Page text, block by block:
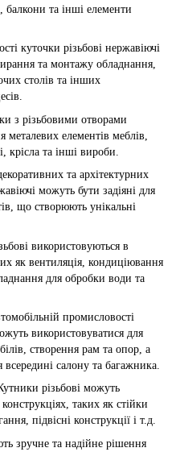
балкони та інші елементи
куточки різьбові нержавіючі
та монтажу обладнання,
столів та інших
з різьбовими отворами
елементів меблів,
крісла та інші вироби.
та архітектурних
можуть бути задіяні для
що створюють унікальні
використовуються в
як вентиляція, кондиціювання
для обробки води та
промисловості
використовуватися для
створення рам та опор, а
салону та багажника.
різьбові можуть
таких як стійки
підвісні конструкції і т.д.
зручне та надійне рішення